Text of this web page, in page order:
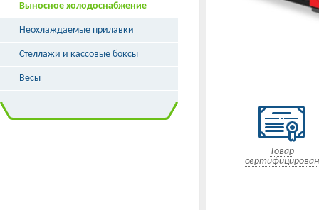
Товар
сертифицирован
Выносное холодоснабжение
Неохлаждаемые прилавки
Стеллажи и кассовые боксы
Весы